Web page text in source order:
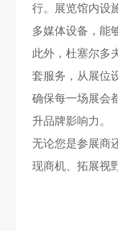
行。展览馆内设
多媒体设备，能
此外，杜塞尔多
套服务，从展位
确保每一场展会
升品牌影响力。
无论您是参展商
现商机、拓展视